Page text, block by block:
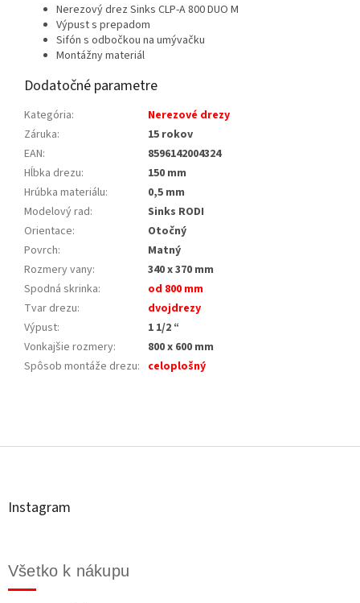
Nerezový drez Sinks CLP-A 800 DUO M
Výpust s prepadom
Sifón s odbočkou na umývačku
Montážny materiál
Dodatočné parametre
Kategória:
Nerezové drezy
Záruka:
15 rokov
EAN:
8596142004324
Hĺbka drezu:
150 mm
Hrúbka materiálu:
0,5 mm
Modelový rad:
Sinks RODI
Orientace:
Otočný
Povrch:
Matný
Rozmery vany:
340 x 370 mm
Spodná skrinka:
od 800 mm
Tvar drezu:
dvojdrezy
Výpust:
1 1/2 “
Vonkajšie rozmery:
800 x 600 mm
Spôsob montáže drezu: celoplošný
á
Instagram
Všetko k nákupu